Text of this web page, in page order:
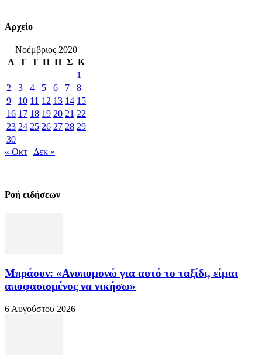
Αρχείο
Νοέμβριος 2020
Δ Τ Τ Π Π Σ Κ
1
2
3 4 5 6 7
8
9
10 11 12 13 14 15
16 17 18 19 20 21 22
23 24 25 26 27 28 29
30
« Οκτ
Δεκ »
Ροή ειδήσεων
Μπράουν: «Ανυπομονώ για αυτό το ταξίδι, είμαι
αποφασισμένος να νικήσω»
6 Αυγούστου 2026